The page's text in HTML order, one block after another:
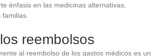
énfasis en las medicinas alternativas,
reembolsos
al reembolso de los gastos médicos es un